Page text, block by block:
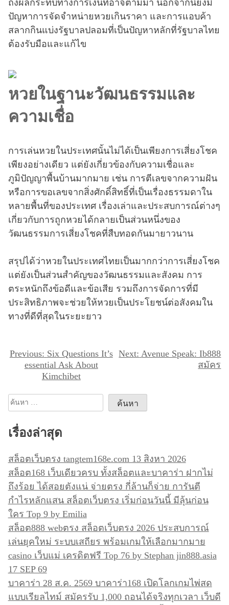
ถึงผลกระทบทางการเงินที่อาจตามมา นอกจากนี้ยังมี
ปัญหาการจัดจำหน่ายหวยเกินราคา และการแอบค้า
สลากกินแบ่งรัฐบาลปลอมที่เป็นปัญหาหลักที่รัฐบาลไทย
ต้องรับมือและแก้ไข
หวยในฐานะวัฒนธรรมและ
ความเชื่อ
การเล่นหวยในประเทศนั้นไม่ได้เป็นเพียงการเสี่ยงโชค
เพียงอย่างเดียว แต่ยังเกี่ยวข้องกับความเชื่อและ
ภูมิปัญญาพื้นบ้านมากมาย เช่น การตีเลขจากความฝัน
หรือการขอเลขจากสิ่งศักดิ์สิทธิ์ที่เป็นเรื่องธรรมดาใน
หลายพื้นที่ของประเทศ เรื่องเล่าและประสบการณ์ต่างๆ
เกี่ยวกับการถูกหวยได้กลายเป็นส่วนหนึ่งของ
วัฒนธรรมการเสี่ยงโชคที่สืบทอดกันมายาวนาน
สรุปได้ว่าหวยในประเทศไทยเป็นมากกว่าการเสี่ยงโชค
แต่ยังเป็นส่วนสำคัญของวัฒนธรรมและสังคม การ
ตระหนักถึงข้อดีและข้อเสีย รวมถึงการจัดการที่มี
ประสิทธิภาพจะช่วยให้หวยเป็นประโยชน์ต่อสังคมใน
ทางที่ดีที่สุดในระยะยาว
แ
แ
ว
รื่
อ
ง
Previous: Six Questions It’s
essential Ask About
Kimchibet
Next: Avenue Speak: Ib888
สมัคร
ค้นหา
เรื่องล่าสุด
สล็อตเว็บตรง tangtem168e.com 13 สิงหา 2026
สล็อต168 เว็บเดียวครบ ทั้งสล็อตและบาคาร่า ฝากไม่
ถึงร้อย ได้สอยตังแน่ จ่ายตรง กี่ล้านก็จ่าย การันตี
กำไรหลักแสน สล็อตเว็บตรง เริ่มก่อนวันนี้ มีลุ้นก่อน
ใคร Top 9 by Emilia
สล็อต888 webตรง สล็อตเว็บตรง 2026 ประสบการณ์
เล่นยุคใหม่ ระบบเสถียร พร้อมเกมให้เลือกมากมาย
casino เว็บแม่ เครดิตฟรี Top 76 by Stephan jin888.asia
17 SEP 69
บาคาร่า 28 ส.ค. 2569 บาคาร่า168 เปิดโลกเกมไพ่สด
แบบเรียลไทม์ สมัครรับ 1,000 ถอนได้จริงทุกเวลา เว็บดี